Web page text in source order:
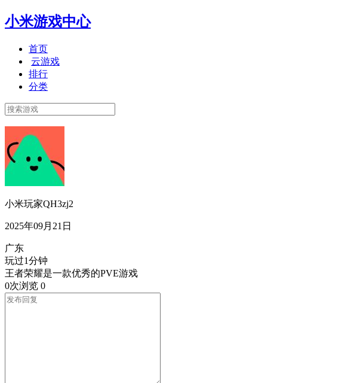
小米游戏中心
首页
云游戏
排行
分类
小米玩家QH3zj2
2025年09月21日
广东
玩过1分钟
王者荣耀是一款优秀的PVE游戏
0次浏览 0